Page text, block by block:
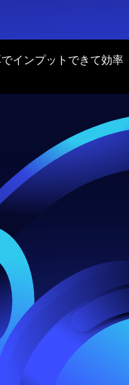
インプットできて効率